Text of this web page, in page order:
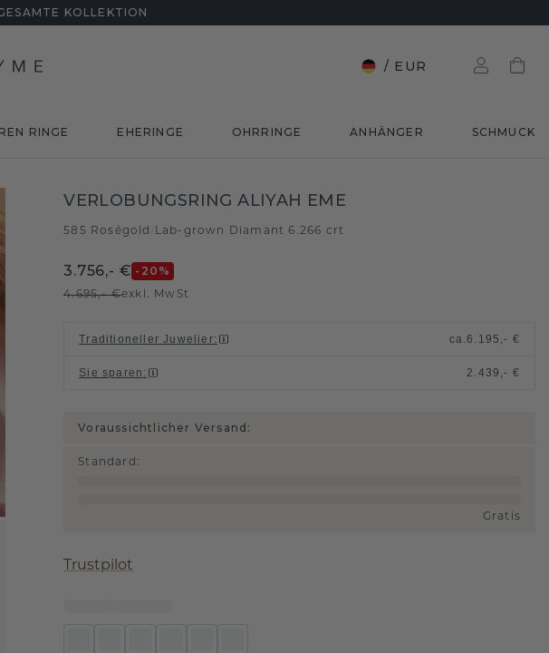
KOLLEKTION
/ EUR
RINGE EHERINGE OHRRINGE ANHÄNGER SCHMUCK
VERLOBUNGSRING ALIYAH EME
585 Roségold Lab-grown Diamant 6.266 crt
3.756,- € -20 %
4.695,- €exkl. MwSt
Traditioneller Juwelier: ca.6.195,- €
Sie sparen : 2.439,- €
Voraussichtlicher Versand:
Standard :
Gratis
Trustpilot